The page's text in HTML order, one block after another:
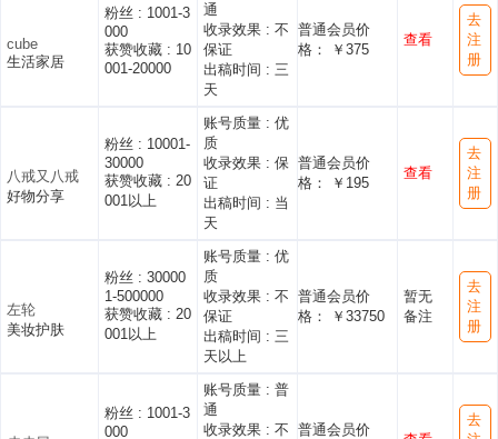
cube
生活家居
粉丝 : 1001-3
000
获赞收藏 : 10
001-20000
通
收录效果 : 不
保证
出稿时间 : 三
天
普通会员价
格： ￥375
查看
去
注
册
八戒又八戒
好物分享
粉丝 : 10001-
30000
获赞收藏 : 20
001以上
账号质量 : 优
质
收录效果 : 保
证
出稿时间 : 当
天
普通会员价
格： ￥195
查看
去
注
册
左轮
美妆护肤
粉丝 : 30000
1-500000
获赞收藏 : 20
001以上
账号质量 : 优
质
收录效果 : 不
保证
出稿时间 : 三
天以上
普通会员价
格： ￥33750
暂无
备注
去
注
册
粉丝 : 1001-3
000
账号质量 : 普
通
收录效果 : 不 普通会员价
去